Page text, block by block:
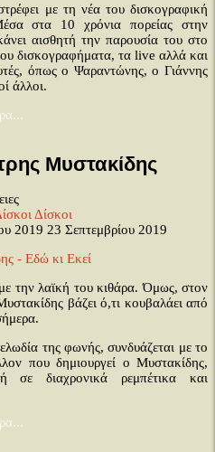
με τη νέα του δισκογραφική
στα 10 χρόνια πορείας στην
αισθητή την παρουσία του στο
δισκογραφήματα, τα live αλλά και
όπως ο Ψαραντώνης, ο Γιάννης
άλλοι.
Μυστακίδης
Δίσκοι
2019 23 Σεπτεμβρίου 2019
την λαϊκή του κιθάρα. Όμως, στον
βάζει ό,τι κουβαλάει από
της φωνής, συνδυάζεται με το
που δημιουργεί ο Μυστακίδης,
σε διαχρονικά ρεμπέτικα και